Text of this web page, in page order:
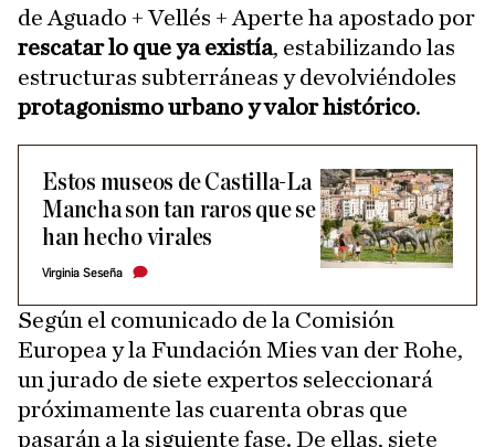
de Aguado + Vellés + Aperte ha apostado por
rescatar lo que ya existía, estabilizando las
estructuras subterráneas y devolviéndoles
protagonismo urbano y valor histórico.
Estos museos de Castilla-La
Mancha son tan raros que se
han hecho virales
Virginia Seseña
Según el comunicado de la Comisión
Europea y la Fundación Mies van der Rohe,
un jurado de siete expertos seleccionará
próximamente las cuarenta obras que
pasarán a la siguiente fase. De ellas, siete